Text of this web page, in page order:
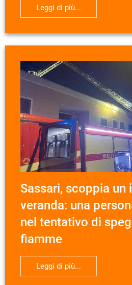
Leggi di più...
Sassari, scoppia un
veranda: una
nel tentativo di
fiamme
Leggi di più...